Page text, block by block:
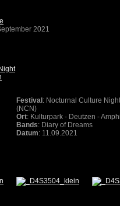
2021
Festival : Nocturnal Culture
(NCN)
Ort: Kulturpark - Deutzen -
Bands: Diary of Dreams
Datum: 11.09.2021